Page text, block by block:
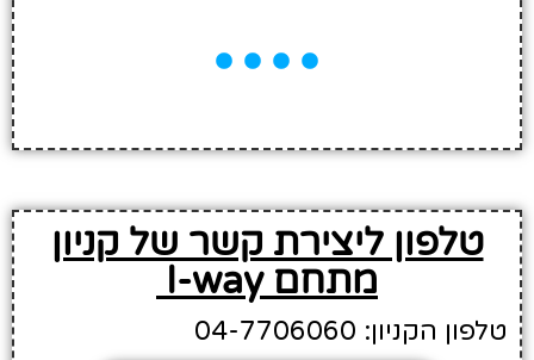
טלפון ליצירת קשר של קניון
מתחם I-way
טלפון הקניון: 04-7706060